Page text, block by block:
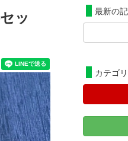
ッ
最新の
カテゴ